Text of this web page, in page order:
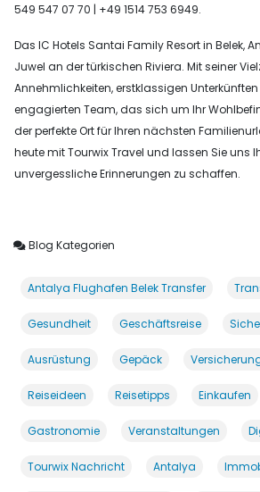
549 547 07 70 | +49 1514 753 6949.
Das IC Hotels Santai Family Resort in Belek,
Juwel an der türkischen Riviera. Mit seiner
Annehmlichkeiten, erstklassigen
engagierten Team, das sich um Ihr
der perfekte Ort für Ihren nächsten
heute mit Tourwix Travel und lassen Sie uns
unvergessliche Erinnerungen zu schaffen.
Blog Kategorien
Antalya Flughafen Belek Transfer
Gesundheit Geschäftsreise
Ausrüstung Gepäck
Reiseideen Reisetipps Einkaufen
Gastronomie Veranstaltungen
Tourwix Nachricht Antalya